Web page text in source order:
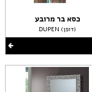
כסא בר מרובע
DUPEN (דופן)